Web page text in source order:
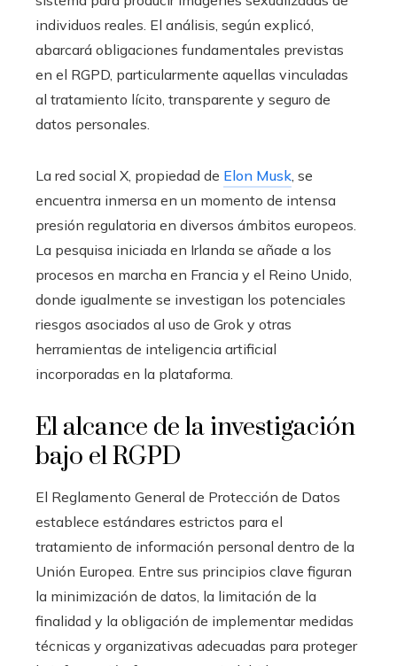
individuos reales. El análisis, según explicó,
abarcará obligaciones fundamentales previstas
en el RGPD, particularmente aquellas vinculadas
al tratamiento lícito, transparente y seguro de
datos personales.
La red social X, propiedad de Elon Musk, se
encuentra inmersa en un momento de intensa
presión regulatoria en diversos ámbitos europeos.
La pesquisa iniciada en Irlanda se añade a los
procesos en marcha en Francia y el Reino Unido,
donde igualmente se investigan los potenciales
riesgos asociados al uso de Grok y otras
herramientas de inteligencia artificial
incorporadas en la plataforma.
El alcance de la investigación
bajo el RGPD
El Reglamento General de Protección de Datos
establece estándares estrictos para el
tratamiento de información personal dentro de la
Unión Europea. Entre sus principios clave figuran
la minimización de datos, la limitación de la
finalidad y la obligación de implementar medidas
técnicas y organizativas adecuadas para proteger